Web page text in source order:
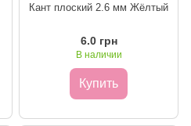
Кант плоский 2.6 мм Жёлтый
6.0 грн
В наличии
Купить